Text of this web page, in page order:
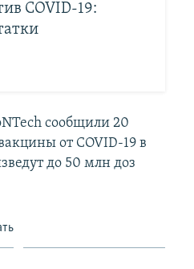
COVID-19:
сообщили 20
от COVID-19 в
до 50 млн доз